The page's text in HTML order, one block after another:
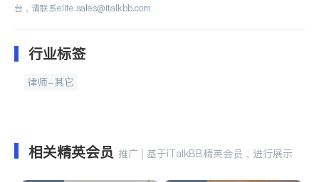
台，请联系elite.sales@italkbb.com
行业标签
律师-其它
相关精英会员 推广 | 基于iTalkBB精英会员，进行展示